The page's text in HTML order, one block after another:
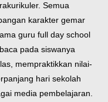
Semua
karakter gemar
guru full day school
pada siswanya
mempraktikkan nilai-
hari sekolah
media pembelajaran.